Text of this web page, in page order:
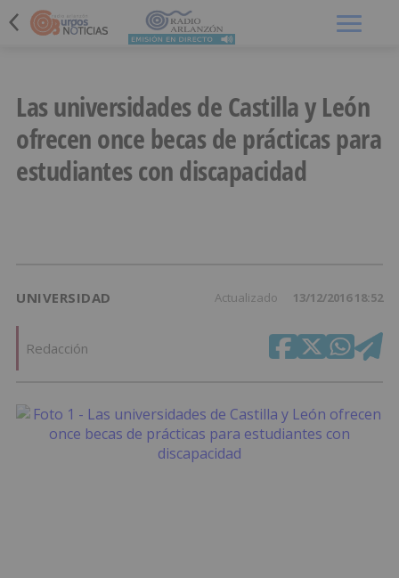
Las universidades de Castilla y León
ofrecen once becas de prácticas para
estudiantes con discapacidad
UNIVERSIDAD Actualizado 13/12/2016 18:52
Redacción